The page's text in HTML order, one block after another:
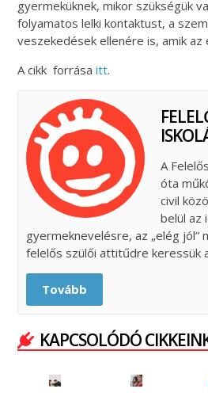
gyermeküknek, mikor szükségük
folyamatos lelki kontaktust, a
veszekedések ellenére is, amik az
A cikk forrásaitt.
A
óta
civil
belül az
gyermeknevelésre, az „elég jól”
felelős szülői attitűdre keressük
Tovább
KAPCSOLÓDÓ